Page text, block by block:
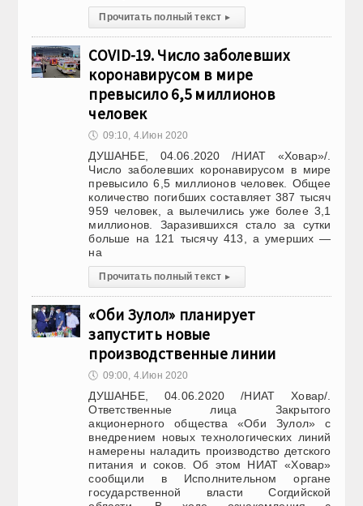
Прочитать полный текст ▸
COVID-19. Число заболевших
коронавирусом в мире
превысило 6,5 миллионов
человек
🕔 09:10, 4.Июн 2020
ДУШАНБЕ, 04.06.2020 /НИАТ «Ховар»/.
Число заболевших коронавирусом в мире
превысило 6,5 миллионов человек. Общее
количество погибших составляет 387 тысяч
959 человек, а вылечились уже более 3,1
миллионов. Заразившихся стало за сутки
больше на 121 тысячу 413, а умерших —
на
Прочитать полный текст ▸
«Оби Зулол» планирует
запустить новые
производственные линии
🕔 09:00, 4.Июн 2020
ДУШАНБЕ, 04.06.2020 /НИАТ Ховар/.
Ответственные лица Закрытого
акционерного общества «Оби Зулол» с
внедрением новых технологических линий
намерены наладить производство детского
питания и соков. Об этом НИАТ «Ховар»
сообщили в Исполнительном органе
государственной власти Согдийской